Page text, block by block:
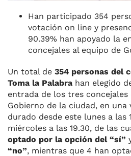
Han participado 354
votación on line y
90.39% han apoyado la
concejales al equipo de
Un total de 354 personas del
Toma la Palabra han elegido
entrada de los tres
Gobierno de la ciudad, en una
durado desde este lunes a las
miércoles a las 19.30, de las
optado por la opción del “sí”
“no”, mientras que 4 han